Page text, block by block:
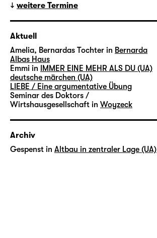
weitere Termine
Aktuell
Amelia, Bernardas Tochter in Bernarda
Albas Haus
Emmi in
IMMER EINE MEHR ALS DU (UA)
deutsche märchen (UA)
LIEBE / Eine argumentative Übung
Seminar des Doktors /
Wirtshausgesellschaft in Woyzeck
Archiv
Gespenst in Altbau in zentraler Lage (UA)